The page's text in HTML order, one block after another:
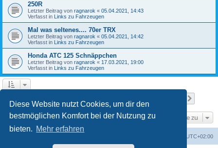
Diese Website nutzt Cookies, um dir den
bestmöglichen Komfort bei der Nutzung zu
bieten. Mehr erfahren
250R
Letzter Beitrag von ragnarok « 05.04.2021, 14:43
Verfasst in Links zu Fahrzeugen
Mal was seltenes.... 70er TRX
Letzter Beitrag von ragnarok « 05.04.2021, 14:42
Verfasst in Links zu Fahrzeugen
Honda ATC 125 Schnäppchen
Letzter Beitrag von ragnarok « 17.03.2021, 19:00
Verfasst in Links zu Fahrzeugen
Gehe zu
UTC+02:00